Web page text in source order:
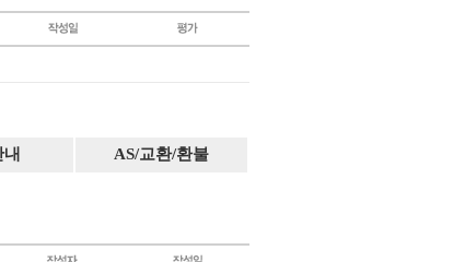
AS/교환/환불